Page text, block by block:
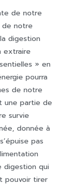
de notre
de notre
digestion
extraire
» en
pourra
de notre
une partie de
survie
donnée à
pas
digestion qui
pouvoir tirer